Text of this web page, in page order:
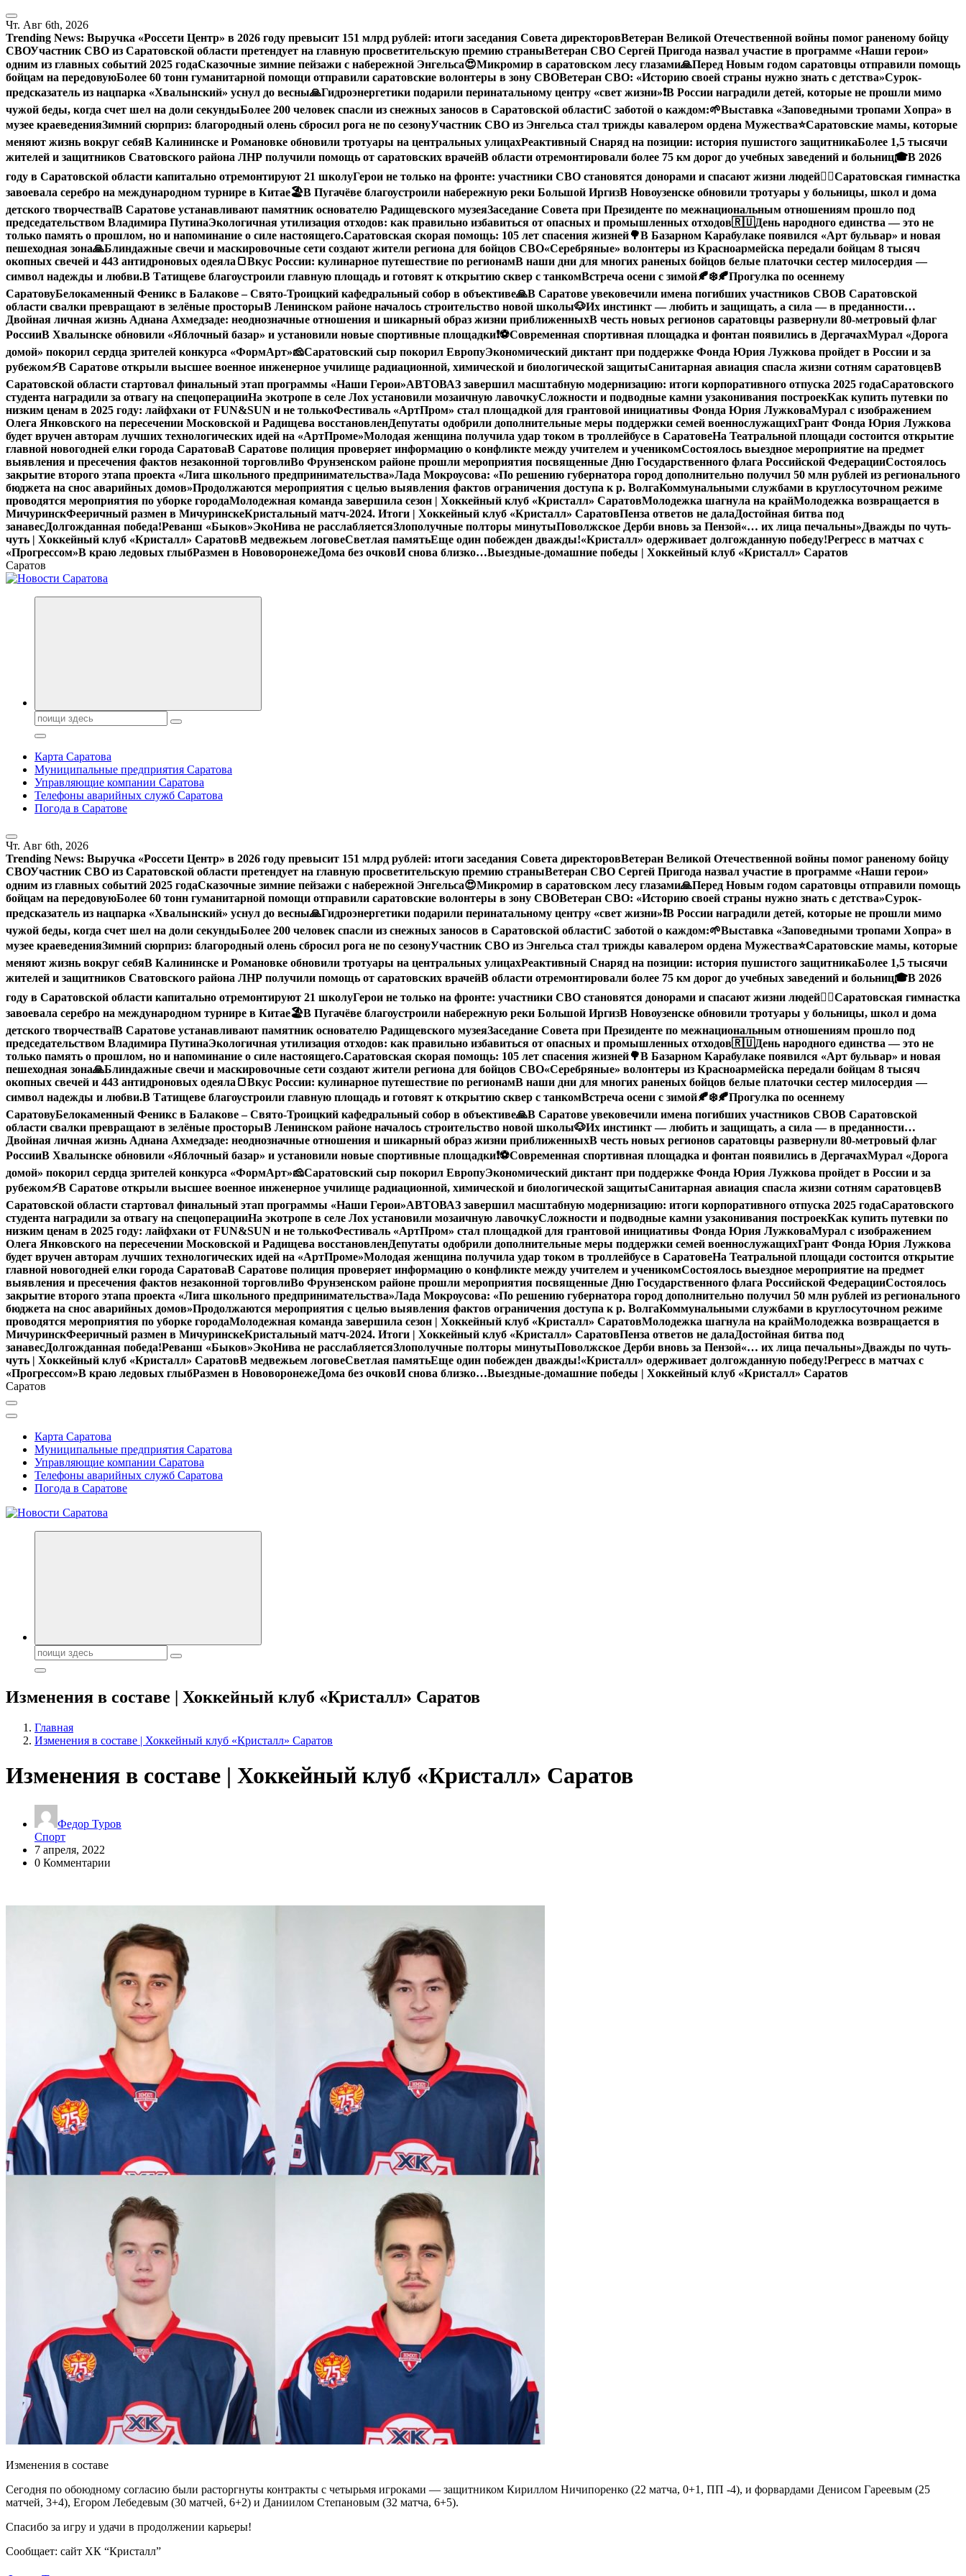
Перейти
к
содержанию
Чт. Авг 6th, 2026
Trending News: Выручка «Россети Центр» в 2026 году превысит 151 млрд рублей: итоги заседания Совета директоровВетеран Великой Отечественной войны помог раненому бойцу
СВОУчастник СВО из Саратовской области претендует на главную просветительскую премию страныВетеран СВО Сергей Пригода назвал участие в программе «Наши герои»
одним из главных событий 2025 годаСказочные зимние пейзажи с набережной Энгельса😍Микромир в саратовском лесу глазами🙏Перед Новым годом саратовцы отправили помощь
бойцам на передовуюБолее 60 тонн гуманитарной помощи отправили саратовские волонтеры в зону СВОВетеран СВО: «Историю своей страны нужно знать с детства»Сурок-
предсказатель из нацпарка «Хвалынский» уснул до весны🙏Гидроэнергетики подарили перинатальному центру «свет жизни»❗️В России наградили детей, которые не прошли мимо
чужой беды, когда счет шел на доли секундыБолее 200 человек спасли из снежных заносов в Саратовской областиС заботой о каждом:🌱Выставка «Заповедными тропами Хопра» в
музее краеведенияЗимний сюрприз: благородный олень сбросил рога не по сезонуУчастник СВО из Энгельса стал трижды кавалером ордена Мужества⭐️Саратовские мамы, которые
меняют жизнь вокруг себяВ Калининске и Романовке обновили тротуары на центральных улицахРеактивный Снаряд на позиции: история пушистого защитникаБолее 1,5 тысячи
жителей и защитников Сватовского района ЛНР получили помощь от саратовских врачейВ области отремонтировали более 75 км дорог до учебных заведений и больниц🎓В 2026
году в Саратовской области капитально отремонтируют 21 школуГерои не только на фронте: участники СВО становятся донорами и спасают жизни людей🤸‍♀️Саратовская гимнастка
завоевала серебро на международном турнире в Китае🏖В Пугачёве благоустроили набережную реки Большой ИргизВ Новоузенске обновили тротуары у больницы, школ и дома
детского творчества❕В Саратове устанавливают памятник основателю Радищевского музеяЗаседание Совета при Президенте по межнациональным отношениям прошло под
председательством Владимира ПутинаЭкологичная утилизация отходов: как правильно избавиться от опасных и промышленных отходов🇷🇺День народного единства — это не
только память о прошлом, но и напоминание о силе настоящего.Саратовская скорая помощь: 105 лет спасения жизней🌳В Базарном Карабулаке появился «Арт бульвар» и новая
пешеходная зона🙏Блиндажные свечи и маскировочные сети создают жители региона для бойцов СВО«Серебряные» волонтеры из Красноармейска передали бойцам 8 тысяч
окопных свечей и 443 антидроновых одеяла 🍞Вкус России: кулинарное путешествие по регионамВ наши дни для многих раненых бойцов белые платочки сестер милосердия —
символ надежды и любви.В Татищеве благоустроили главную площадь и готовят к открытию сквер с танкомВстреча осени с зимой🍂❄️🍂Прогулка по осеннему
СаратовуБелокаменный Феникс в Балакове – Свято-Троицкий кафедральный собор в объективе🙏В Саратове увековечили имена погибших участников СВОВ Саратовской
области свалки превращают в зелёные просторыВ Ленинском районе началось строительство новой школы🐶Их инстинкт — любить и защищать, а сила — в преданности…
Двойная личная жизнь Аднана Ахмедзаде: неоднозначные отношения и шикарный образ жизни приближенныхВ честь новых регионов саратовцы развернули 80-метровый флаг
РоссииВ Хвалынске обновили «Яблочный базар» и установили новые спортивные площадки❗️⚽️Современная спортивная площадка и фонтан появились в ДергачахМурал «Дорога
домой» покорил сердца зрителей конкурса «ФормАрт»🧀Саратовский сыр покорил ЕвропуЭкономический диктант при поддержке Фонда Юрия Лужкова пройдет в России и за
рубежом⚡️В Саратове открыли высшее военное инженерное училище радиационной, химической и биологической защитыСанитарная авиация спасла жизни сотням саратовцевВ
Саратовской области стартовал финальный этап программы «Наши Герои»АВТОВАЗ завершил масштабную модернизацию: итоги корпоративного отпуска 2025 годаСаратовского
студента наградили за отвагу на спецоперацииНа экотропе в селе Лох установили мозаичную лавочкуСложности и подводные камни узаконивания построекКак купить путевки по
низким ценам в 2025 году: лайфхаки от FUN&SUN и не толькоФестиваль «АртПром» стал площадкой для грантовой инициативы Фонда Юрия ЛужковаМурал с изображением
Олега Янковского на пересечении Московской и Радищева восстановленДепутаты одобрили дополнительные меры поддержки семей военнослужащихГрант Фонда Юрия Лужкова
будет вручен авторам лучших технологических идей на «АртПроме»Молодая женщина получила удар током в троллейбусе в СаратовеНа Театральной площади состоится открытие
главной новогодней елки города СаратоваВ Саратове полиция проверяет информацию о конфликте между учителем и ученикомСостоялось выездное мероприятие на предмет
выявления и пресечения фактов незаконной торговлиВо Фрунзенском районе прошли мероприятия посвященные Дню Государственного флага Российской ФедерацииСостоялось
закрытие второго этапа проекта «Лига школьного предпринимательства»Лада Мокроусова: «По решению губернатора город дополнительно получил 50 млн рублей из регионального
бюджета на снос аварийных домов»Продолжаются мероприятия с целью выявления фактов ограничения доступа к р. ВолгаКоммунальными службами в круглосуточном режиме
проводятся мероприятия по уборке городаМолодежная команда завершила сезон | Хоккейный клуб «Кристалл» СаратовМолодежка шагнула на крайМолодежка возвращается в
МичуринскФееричный размен в МичуринскеКристальный матч-2024. Итоги | Хоккейный клуб «Кристалл» СаратовПенза ответов не далаДостойная битва под
занавесДолгожданная победа!Реванш «Быков»ЭкоНива не расслабляетсяЗлополучные полторы минутыПоволжское Дерби вновь за Пензой«… их лица печальны»Дважды по чуть-
чуть | Хоккейный клуб «Кристалл» СаратовВ медвежьем логовеСветлая памятьЕще один побежден дважды!«Кристалл» одерживает долгожданную победу!Регресс в матчах с
«Прогрессом»В краю ледовых глыбРазмен в НововоронежеДома без очковИ снова близко…Выездные-домашние победы | Хоккейный клуб «Кристалл» Саратов
Саратов
Поиск:
Карта Саратова
Муниципальные предприятия Саратова
Управляющие компании Саратова
Телефоны аварийных служб Саратова
Погода в Саратове
Чт. Авг 6th, 2026
Trending News: Выручка «Россети Центр» в 2026 году превысит 151 млрд рублей: итоги заседания Совета директоровВетеран Великой Отечественной войны помог раненому бойцу
СВОУчастник СВО из Саратовской области претендует на главную просветительскую премию страныВетеран СВО Сергей Пригода назвал участие в программе «Наши герои»
одним из главных событий 2025 годаСказочные зимние пейзажи с набережной Энгельса😍Микромир в саратовском лесу глазами🙏Перед Новым годом саратовцы отправили помощь
бойцам на передовуюБолее 60 тонн гуманитарной помощи отправили саратовские волонтеры в зону СВОВетеран СВО: «Историю своей страны нужно знать с детства»Сурок-
предсказатель из нацпарка «Хвалынский» уснул до весны🙏Гидроэнергетики подарили перинатальному центру «свет жизни»❗️В России наградили детей, которые не прошли мимо
чужой беды, когда счет шел на доли секундыБолее 200 человек спасли из снежных заносов в Саратовской областиС заботой о каждом:🌱Выставка «Заповедными тропами Хопра» в
музее краеведенияЗимний сюрприз: благородный олень сбросил рога не по сезонуУчастник СВО из Энгельса стал трижды кавалером ордена Мужества⭐️Саратовские мамы, которые
меняют жизнь вокруг себяВ Калининске и Романовке обновили тротуары на центральных улицахРеактивный Снаряд на позиции: история пушистого защитникаБолее 1,5 тысячи
жителей и защитников Сватовского района ЛНР получили помощь от саратовских врачейВ области отремонтировали более 75 км дорог до учебных заведений и больниц🎓В 2026
году в Саратовской области капитально отремонтируют 21 школуГерои не только на фронте: участники СВО становятся донорами и спасают жизни людей🤸‍♀️Саратовская гимнастка
завоевала серебро на международном турнире в Китае🏖В Пугачёве благоустроили набережную реки Большой ИргизВ Новоузенске обновили тротуары у больницы, школ и дома
детского творчества❕В Саратове устанавливают памятник основателю Радищевского музеяЗаседание Совета при Президенте по межнациональным отношениям прошло под
председательством Владимира ПутинаЭкологичная утилизация отходов: как правильно избавиться от опасных и промышленных отходов🇷🇺День народного единства — это не
только память о прошлом, но и напоминание о силе настоящего.Саратовская скорая помощь: 105 лет спасения жизней🌳В Базарном Карабулаке появился «Арт бульвар» и новая
пешеходная зона🙏Блиндажные свечи и маскировочные сети создают жители региона для бойцов СВО«Серебряные» волонтеры из Красноармейска передали бойцам 8 тысяч
окопных свечей и 443 антидроновых одеяла 🍞Вкус России: кулинарное путешествие по регионамВ наши дни для многих раненых бойцов белые платочки сестер милосердия —
символ надежды и любви.В Татищеве благоустроили главную площадь и готовят к открытию сквер с танкомВстреча осени с зимой🍂❄️🍂Прогулка по осеннему
СаратовуБелокаменный Феникс в Балакове – Свято-Троицкий кафедральный собор в объективе🙏В Саратове увековечили имена погибших участников СВОВ Саратовской
области свалки превращают в зелёные просторыВ Ленинском районе началось строительство новой школы🐶Их инстинкт — любить и защищать, а сила — в преданности…
Двойная личная жизнь Аднана Ахмедзаде: неоднозначные отношения и шикарный образ жизни приближенныхВ честь новых регионов саратовцы развернули 80-метровый флаг
РоссииВ Хвалынске обновили «Яблочный базар» и установили новые спортивные площадки❗️⚽️Современная спортивная площадка и фонтан появились в ДергачахМурал «Дорога
домой» покорил сердца зрителей конкурса «ФормАрт»🧀Саратовский сыр покорил ЕвропуЭкономический диктант при поддержке Фонда Юрия Лужкова пройдет в России и за
рубежом⚡️В Саратове открыли высшее военное инженерное училище радиационной, химической и биологической защитыСанитарная авиация спасла жизни сотням саратовцевВ
Саратовской области стартовал финальный этап программы «Наши Герои»АВТОВАЗ завершил масштабную модернизацию: итоги корпоративного отпуска 2025 годаСаратовского
студента наградили за отвагу на спецоперацииНа экотропе в селе Лох установили мозаичную лавочкуСложности и подводные камни узаконивания построекКак купить путевки по
низким ценам в 2025 году: лайфхаки от FUN&SUN и не толькоФестиваль «АртПром» стал площадкой для грантовой инициативы Фонда Юрия ЛужковаМурал с изображением
Олега Янковского на пересечении Московской и Радищева восстановленДепутаты одобрили дополнительные меры поддержки семей военнослужащихГрант Фонда Юрия Лужкова
будет вручен авторам лучших технологических идей на «АртПроме»Молодая женщина получила удар током в троллейбусе в СаратовеНа Театральной площади состоится открытие
главной новогодней елки города СаратоваВ Саратове полиция проверяет информацию о конфликте между учителем и ученикомСостоялось выездное мероприятие на предмет
выявления и пресечения фактов незаконной торговлиВо Фрунзенском районе прошли мероприятия посвященные Дню Государственного флага Российской ФедерацииСостоялось
закрытие второго этапа проекта «Лига школьного предпринимательства»Лада Мокроусова: «По решению губернатора город дополнительно получил 50 млн рублей из регионального
бюджета на снос аварийных домов»Продолжаются мероприятия с целью выявления фактов ограничения доступа к р. ВолгаКоммунальными службами в круглосуточном режиме
проводятся мероприятия по уборке городаМолодежная команда завершила сезон | Хоккейный клуб «Кристалл» СаратовМолодежка шагнула на крайМолодежка возвращается в
МичуринскФееричный размен в МичуринскеКристальный матч-2024. Итоги | Хоккейный клуб «Кристалл» СаратовПенза ответов не далаДостойная битва под
занавесДолгожданная победа!Реванш «Быков»ЭкоНива не расслабляетсяЗлополучные полторы минутыПоволжское Дерби вновь за Пензой«… их лица печальны»Дважды по чуть-
чуть | Хоккейный клуб «Кристалл» СаратовВ медвежьем логовеСветлая памятьЕще один побежден дважды!«Кристалл» одерживает долгожданную победу!Регресс в матчах с
«Прогрессом»В краю ледовых глыбРазмен в НововоронежеДома без очковИ снова близко…Выездные-домашние победы | Хоккейный клуб «Кристалл» Саратов
Саратов
Карта Саратова
Муниципальные предприятия Саратова
Управляющие компании Саратова
Телефоны аварийных служб Саратова
Погода в Саратове
Поиск:
Изменения в составе | Хоккейный клуб «Кристалл» Саратов
Главная
Изменения в составе | Хоккейный клуб «Кристалл» Саратов
Изменения в составе | Хоккейный клуб «Кристалл» Саратов
Федор Туров
Спорт
7 апреля, 2022
0 Комментарии
Изменения в составе
Сегодня по обоюдному согласию были расторгнуты контракты с четырьмя игроками — защитником Кириллом Ничипоренко (22 матча, 0+1, ПП -4), и форвардами Денисом Гареевым (25
матчей, 3+4), Егором Лебедевым (30 матчей, 6+2) и Даниилом Степановым (32 матча, 6+5).
Спасибо за игру и удачи в продолжении карьеры!
Сообщает: сайт ХК “Кристалл”